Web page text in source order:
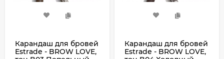
Карандаш для бровей
Estrade - BROW LOVE,
Карандаш для бровей
Estrade - BROW LOVE,